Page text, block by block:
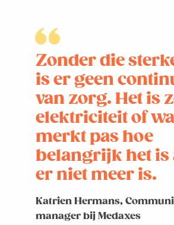
Zonder die
is er geen
van zorg. Het is
elektriciteit of
merkt pas hoe
belangrijk het is
er niet meer is.
Katrien Hermans,
manager bij Medaxes